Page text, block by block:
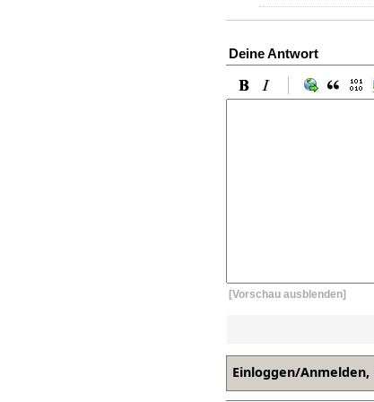
Deine Antwort
[Vorschau ausblenden]